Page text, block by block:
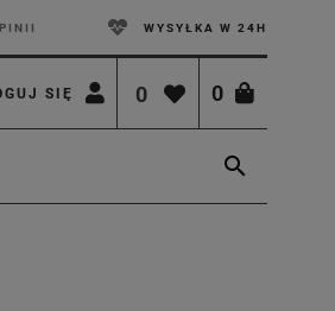
WYSYŁKA W 24H
0
SIĘ 0
